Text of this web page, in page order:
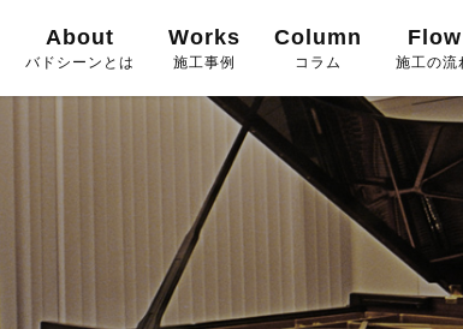
About
バドシーンとは
Works
施工事例
Column
コラム
Flow
施工の流